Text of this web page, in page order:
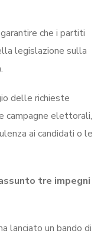
che i partiti
legislazione sulla
delle richieste
campagne elettorali,
ai candidati o le
tre impegni
lanciato un bando di